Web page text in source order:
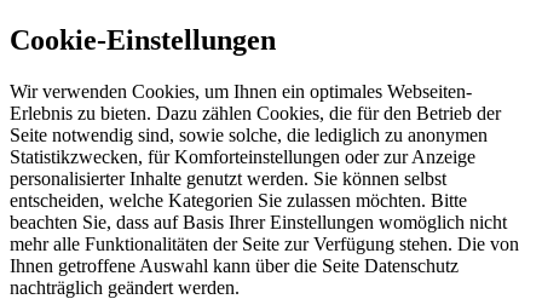
Cookie-Einstellungen
Wir verwenden Cookies, um Ihnen ein optimales Webseiten-
Erlebnis zu bieten. Dazu zählen Cookies, die für den Betrieb der
Seite notwendig sind, sowie solche, die lediglich zu anonymen
Statistikzwecken, für Komforteinstellungen oder zur Anzeige
personalisierter Inhalte genutzt werden. Sie können selbst
entscheiden, welche Kategorien Sie zulassen möchten. Bitte
beachten Sie, dass auf Basis Ihrer Einstellungen womöglich nicht
mehr alle Funktionalitäten der Seite zur Verfügung stehen. Die von
Ihnen getroffene Auswahl kann über die Seite Datenschutz
nachträglich geändert werden.